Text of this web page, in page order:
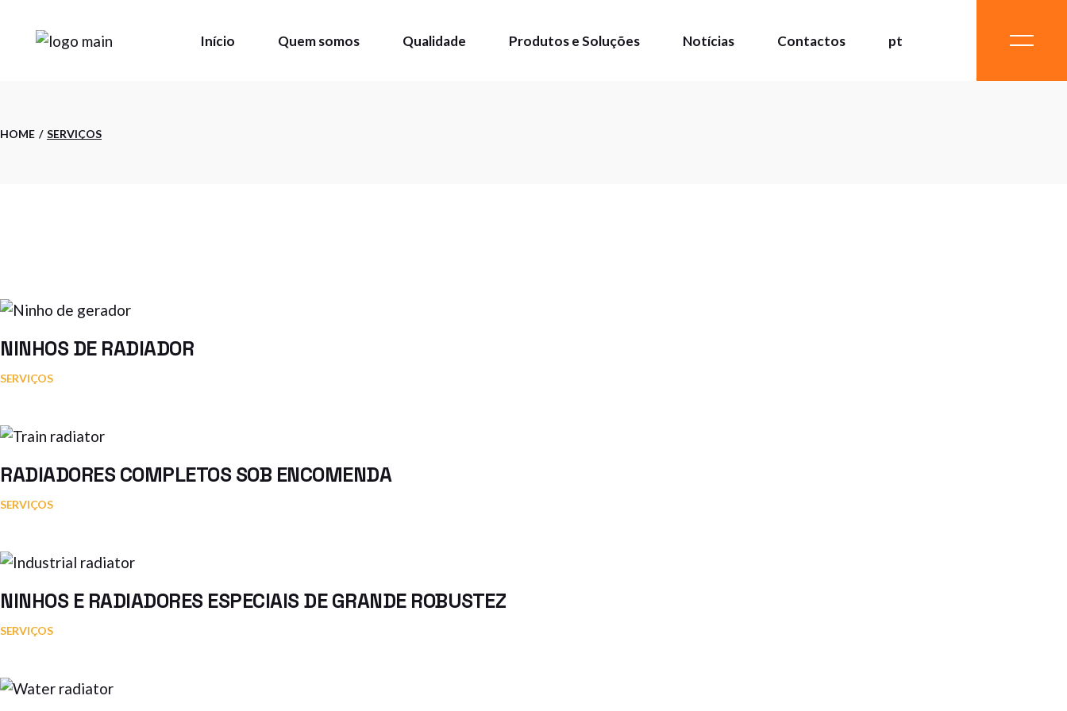
content
Início Quem somos Qualidade Produtos e Soluções Notícias Contactos pt
HOME SERVIÇOS
NINHOS DE RADIADOR
SERVIÇOS
RADIADORES COMPLETOS SOB ENCOMENDA
SERVIÇOS
NINHOS E RADIADORES ESPECIAIS DE GRANDE ROBUSTEZ
SERVIÇOS